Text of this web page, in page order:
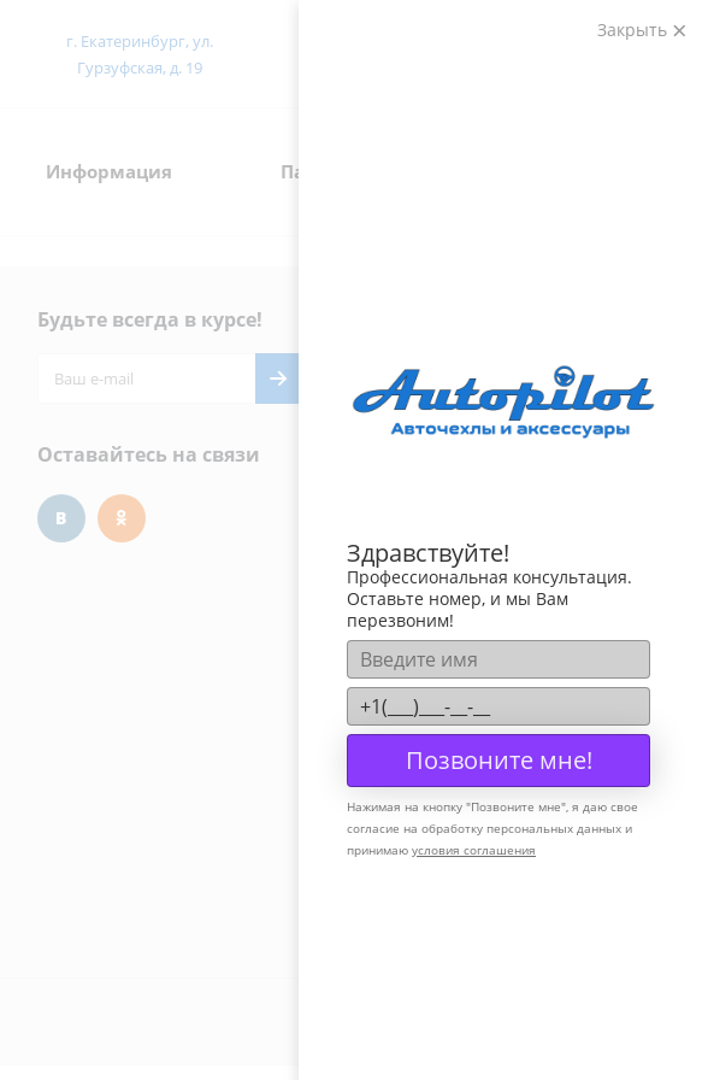
г. Екатеринбург, ул.
Гурзуфская, д. 19
Информация Партнерам
Будьте всегда в курсе!
Оставайтесь на связи
8 (800) 222-72-84
avtopilot@avtopilot-ekat.ru
Закрыть
Здравствуйте!
Профессиональная консультация.
Оставьте номер, и мы Вам
перезвоним!
Позвоните мне!
Нажимая на кнопку "Позвоните мне", я даю свое
согласие на обработку персональных данных и
принимаю условия соглашения